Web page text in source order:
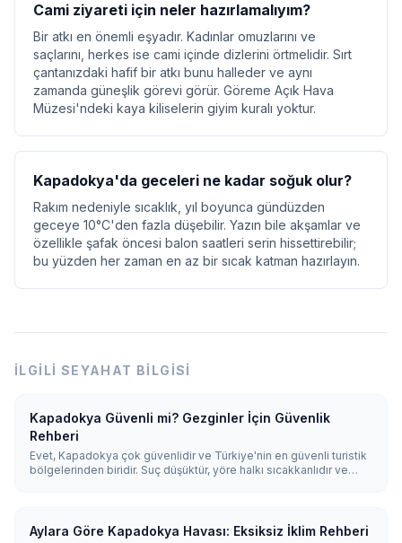
Cami ziyareti için neler hazırlamalıyım?
Bir atkı en önemli eşyadır. Kadınlar omuzlarını ve
saçlarını, herkes ise cami içinde dizlerini örtmelidir. Sırt
çantanızdaki hafif bir atkı bunu halleder ve aynı
zamanda güneşlik görevi görür. Göreme Açık Hava
Müzesi'ndeki kaya kiliselerin giyim kuralı yoktur.
Kapadokya'da geceleri ne kadar soğuk olur?
Rakım nedeniyle sıcaklık, yıl boyunca gündüzden
geceye 10°C'den fazla düşebilir. Yazın bile akşamlar ve
özellikle şafak öncesi balon saatleri serin hissettirebilir;
bu yüzden her zaman en az bir sıcak katman hazırlayın.
İLGILI SEYAHAT BILGISI
Kapadokya Güvenli mi? Gezginler İçin Güvenlik
Rehberi
Evet, Kapadokya çok güvenlidir ve Türkiye'nin en güvenli turistik
bölgelerinden biridir. Suç düşüktür, yöre halkı sıcakkanlıdır ve
Aylara Göre Kapadokya Havası: Eksiksiz İklim Rehberi